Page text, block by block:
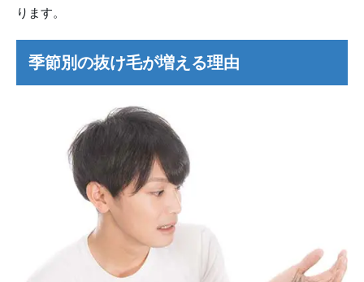
ります。
季節別の抜け毛が増える理由